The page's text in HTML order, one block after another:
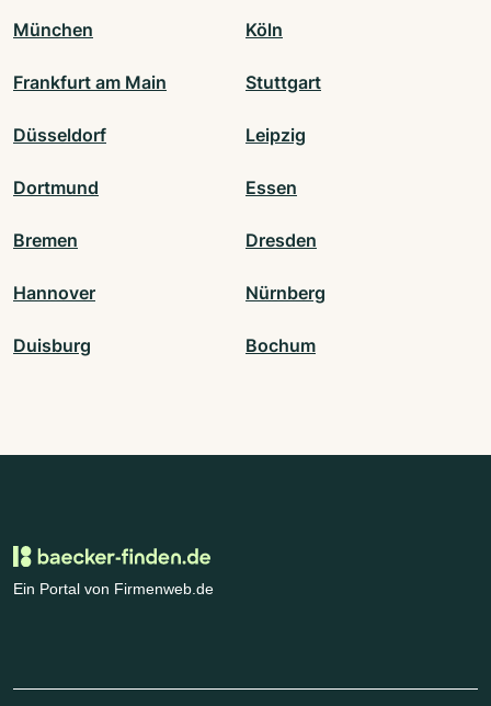
München Köln
Frankfurt am Main Stuttgart
Düsseldorf Leipzig
Dortmund Essen
Bremen Dresden
Hannover Nürnberg
Duisburg Bochum
Ein Portal von Firmenweb.de